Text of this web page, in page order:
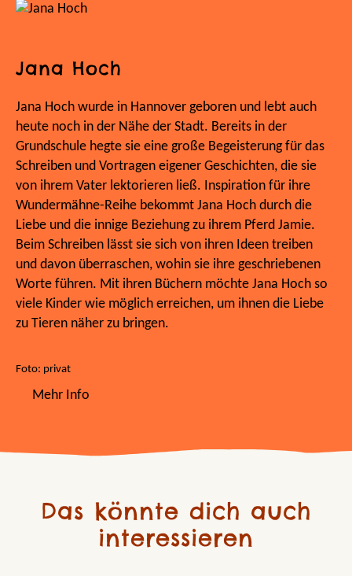
Jana Hoch
Jana Hoch wurde in Hannover geboren und lebt auch
heute noch in der Nähe der Stadt. Bereits in der
Grundschule hegte sie eine große Begeisterung für das
Schreiben und Vortragen eigener Geschichten, die sie
von ihrem Vater lektorieren ließ. Inspiration für ihre
Wundermähne-Reihe bekommt Jana Hoch durch die
Liebe und die innige Beziehung zu ihrem Pferd Jamie.
Beim Schreiben lässt sie sich von ihren Ideen treiben
und davon überraschen, wohin sie ihre geschriebenen
Worte führen. Mit ihren Büchern möchte Jana Hoch so
viele Kinder wie möglich erreichen, um ihnen die Liebe
zu Tieren näher zu bringen.
Foto: privat
Mehr Info
Das könnte dich auch
interessieren